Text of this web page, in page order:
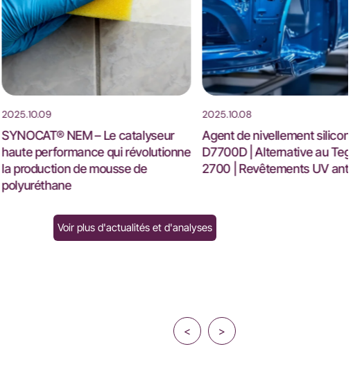
NEM – Le catalyseur
qui révolutionne
de mousse de
2025.10.08
Agent de nivellement silicone UV-
D7700D | Alternative au Tego Rad
2700 | Revêtements UV anti-graffiti
Voir plus d'actualités et d'analyses
< >